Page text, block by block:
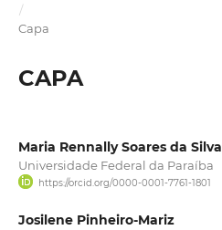
/
Capa
CAPA
Maria Rennally Soares da Silva
Universidade Federal da Paraíba
https://orcid.org/0000-0001-7761-1801
Josilene Pinheiro-Mariz